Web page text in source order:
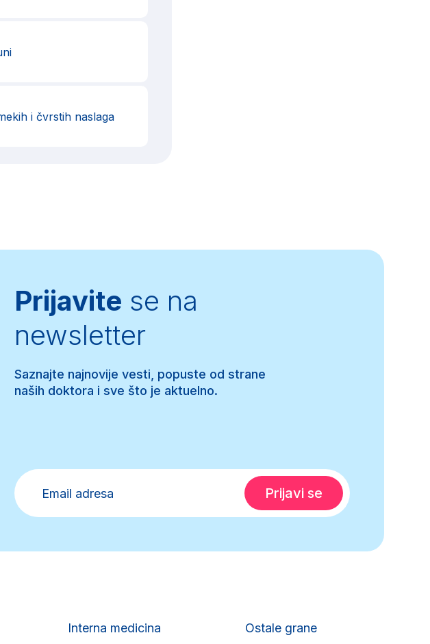
i čvrstih naslaga
Prijavite se na
newsletter
Saznajte najnovije vesti, popuste od strane
naših doktora i sve što je aktuelno.
Interna medicina
Ostale grane